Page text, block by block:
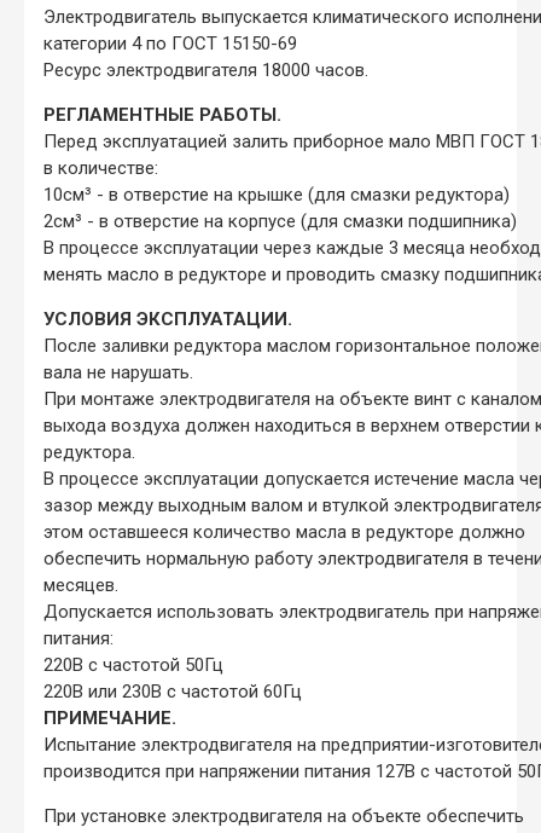
Электродвигатель выпускается климатического
категории 4 по ГОСТ 15150-69
Ресурс электродвигателя 18000 часов.
РЕГЛАМЕНТНЫЕ РАБОТЫ.
Перед эксплуатацией залить приборное мало МВП ГОСТ
в количестве:
10см³ - в отверстие на крышке (для смазки редуктора)
2см³ - в отверстие на корпусе (для смазки подшипника)
В процессе эксплуатации через каждые 3 месяца
менять масло в редукторе и проводить смазку
УСЛОВИЯ ЭКСПЛУАТАЦИИ.
После заливки редуктора маслом горизонтальное
вала не нарушать.
При монтаже электродвигателя на объекте винт с
выхода воздуха должен находиться в верхнем отверстии
редуктора.
В процессе эксплуатации допускается истечение масла
зазор между выходным валом и втулкой
этом оставшееся количество масла в редукторе должно
обеспечить нормальную работу электродвигателя в
месяцев.
Допускается использовать электродвигатель при
питания:
220В с частотой 50Гц
220В или 230В с частотой 60Гц
ПРИМЕЧАНИЕ.
Испытание электродвигателя на предприятии-
производится при напряжении питания 127В с частотой
При установке электродвигателя на объекте обеспечить